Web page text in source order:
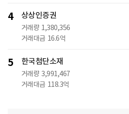
4 상상인증권
거래량 1,380,356
거래대금 16.6억
5 한국첨단소재
거래량 3,991,467
거래대금 118.3억